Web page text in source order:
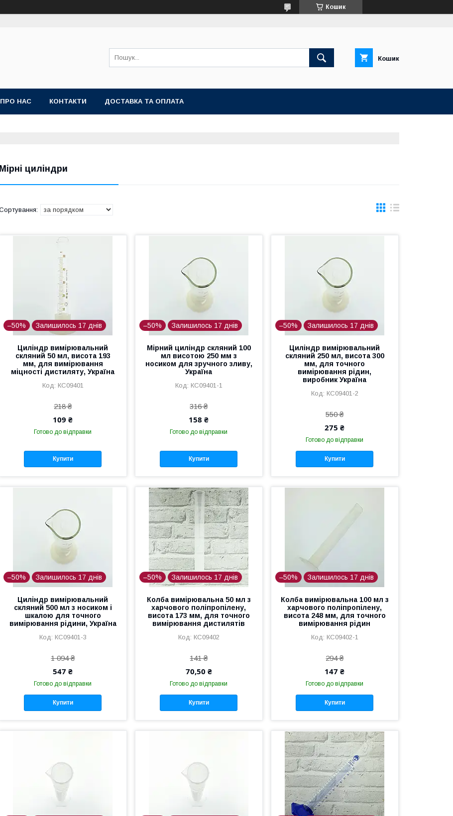
Кошик
Кошик
ПРО НАС КОНТАКТИ ДОСТАВКА ТА ОПЛАТА
Мірні циліндри
–50% Залишилось 17 днів
Циліндр вимірювальний
скляний 50 мл, висота 193
мм, для вимірювання
міцності дистиляту, Україна
КС09401
218 ₴
109 ₴
Готово до відправки
Купити
–50% Залишилось 17 днів
Мірний циліндр скляний 100
мл висотою 250 мм з
носиком для зручного зливу,
Україна
КС09401-1
316 ₴
158 ₴
Готово до відправки
Купити
–50% Залишилось 17 днів
Циліндр вимірювальний
скляний 250 мл, висота 300
мм, для точного
вимірювання рідин,
виробник Україна
КС09401-2
550 ₴
275 ₴
Готово до відправки
Купити
–50% Залишилось 17 днів
Циліндр вимірювальний
скляний 500 мл з носиком і
шкалою для точного
вимірювання рідини, Україна
КС09401-3
1 094 ₴
547 ₴
Готово до відправки
Купити
–50% Залишилось 17 днів
Колба вимірювальна 50 мл з
харчового поліпропілену,
висота 173 мм, для точного
вимірювання дистилятів
КС09402
141 ₴
70,50 ₴
Готово до відправки
Купити
–50% Залишилось 17 днів
Колба вимірювальна 100 мл з
харчового поліпропілену,
висота 248 мм, для точного
вимірювання рідин
КС09402-1
294 ₴
147 ₴
Готово до відправки
Купити